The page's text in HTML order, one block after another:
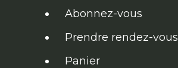
Abonnez-vous
Prendre rendez-vous
Panier